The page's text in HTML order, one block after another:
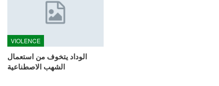
VIOLENCE
الوداد يتخوف من استعمال
الشهب الاصطناعية